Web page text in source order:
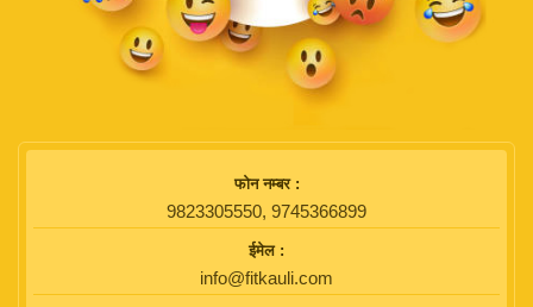
फाेन नम्बर :
9823305550, 9745366899
ईमेल :
info@fitkauli.com